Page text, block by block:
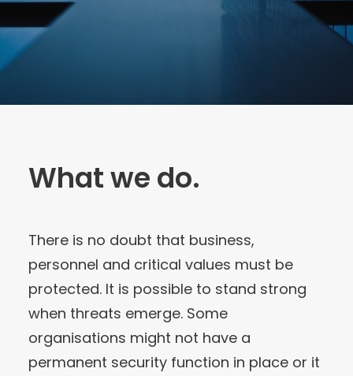
What we do.
There is no doubt that business,
personnel and critical values must be
protected. It is possible to stand strong
when threats emerge. Some
organisations might not have a
permanent security function in place or it